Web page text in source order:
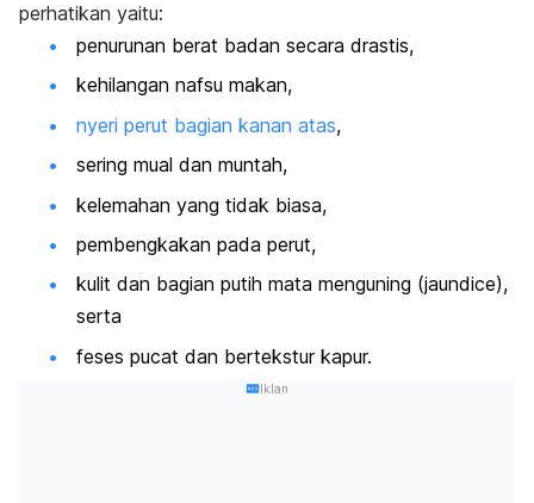
perhatikan yaitu:
penurunan berat badan secara drastis,
kehilangan nafsu makan,
nyeri perut bagian kanan atas,
sering mual dan muntah,
kelemahan yang tidak biasa,
pembengkakan pada perut,
kulit dan bagian putih mata menguning (jaundice),
serta
feses pucat dan bertekstur kapur.
Iklan